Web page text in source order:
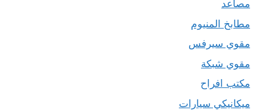
مصاعد
مطابخ المنيوم
مقوي سيرفس
مقوي شبكة
مكتب افراح
ميكانيكي سيارات